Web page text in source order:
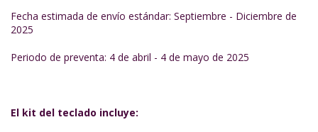
Fecha estimada de envío estándar: Septiembre - Diciembre de
2025
Periodo de preventa: 4 de abril - 4 de mayo de 2025
El kit del teclado incluye: